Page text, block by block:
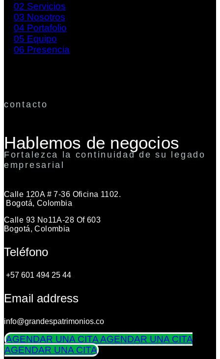
02 Servicios
03 Nosotros
04 Portafolio
05 Equipo
06 Presencia
contacto
Hablemos de negocios
Fortalezca la continuidad de su legado
empresarial
Calle 120A # 7-36 Oficina 1102.
Bogotá, Colombia
Calle 93 No11A-28 Of 603
Bogotá, Colombia
Teléfono
+57 601 494 25 44
Email address
info@grandespatrimonios.co
AGENDAR UNA CITAAGENDAR UNA CITA
AGENDAR UNA CITA